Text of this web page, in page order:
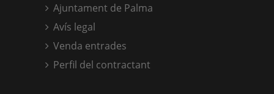
Ajuntament de Palma
Avís legal
Venda entrades
Perfil del contractant